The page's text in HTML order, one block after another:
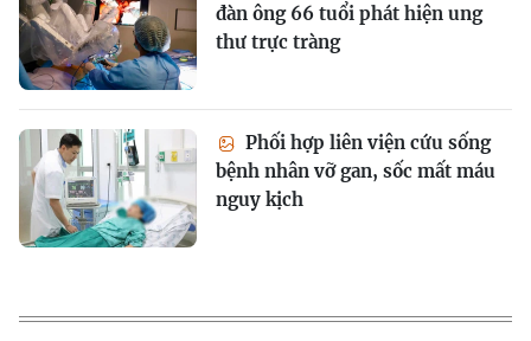
đàn ông 66 tuổi phát hiện ung
thư trực tràng
Phối hợp liên viện cứu sống
bệnh nhân vỡ gan, sốc mất máu
nguy kịch